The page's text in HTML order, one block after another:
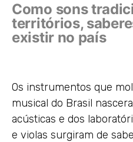
Como sons
territórios,
existir no país
Os instrumentos que
musical do Brasil
acústicas e dos
e violas surgiram de